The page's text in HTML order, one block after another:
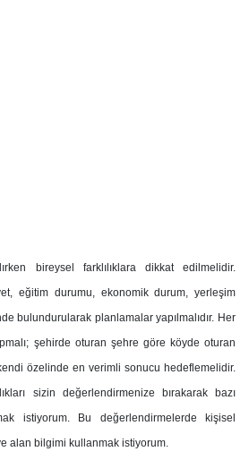
bireysel farklılıklara dikkat edilmelidir.
eğitim durumu, ekonomik durum, yerleşim
bulundurularak planlamalar yapılmalıdır. Her
şehirde oturan şehre göre köyde oturan
özelinde en verimli sonucu hedeflemelidir.
sizin değerlendirmenize bırakarak bazı
istiyorum. Bu değerlendirmelerde kişisel
alan bilgimi kullanmak istiyorum.